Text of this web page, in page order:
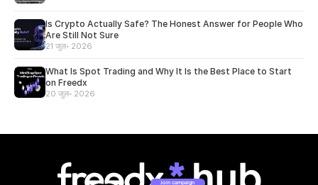
Is Crypto Actually Safe? The Honest Answer for People Who
Are Still Not Sure
21 जुल॰ 2026
What Is Spot Trading and Why It Is the Best Place to Start
on Freedx
20 जुल॰ 2026
Join campaign